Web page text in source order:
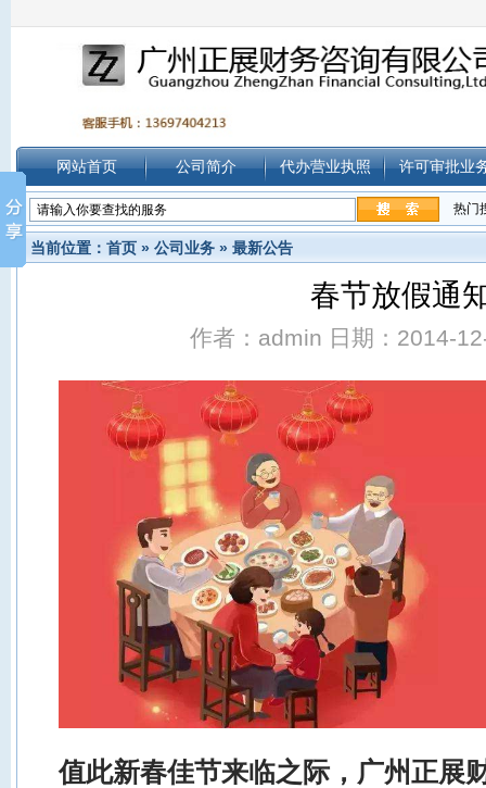
网站首页 公司简介 代办营业执照 许可审批业
热门
当前位置： 首页 » 公司业务 » 最新公告
春节放假通
作者：admin 日期：2014-
值此新春佳节来临之际， 广州正展